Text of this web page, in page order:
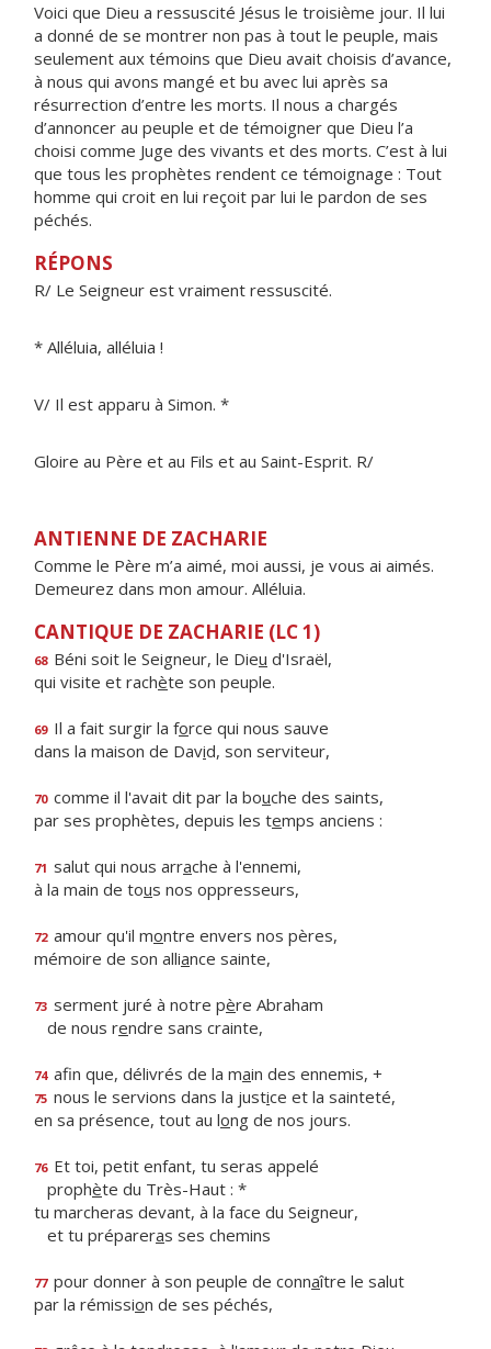
Voici que Dieu a ressuscité Jésus le troisième jour. Il lui
a donné de se montrer non pas à tout le peuple, mais
seulement aux témoins que Dieu avait choisis d’avance,
à nous qui avons mangé et bu avec lui après sa
résurrection d’entre les morts. Il nous a chargés
d’annoncer au peuple et de témoigner que Dieu l’a
choisi comme Juge des vivants et des morts. C’est à lui
que tous les prophètes rendent ce témoignage : Tout
homme qui croit en lui reçoit par lui le pardon de ses
péchés.
RÉPONS
R/ Le Seigneur est vraiment ressuscité.
* Alléluia, alléluia !
V/ Il est apparu à Simon. *
Gloire au Père et au Fils et au Saint-Esprit. R/
ANTIENNE DE ZACHARIE
Comme le Père m’a aimé, moi aussi, je vous ai aimés.
Demeurez dans mon amour. Alléluia.
CANTIQUE DE ZACHARIE (LC 1)
68 Béni soit le Seigneur, le Dieu d'Israël,
qui visite et rachète son peuple.
69 Il a fait surgir la force qui nous sauve
dans la maison de David, son serviteur,
70 comme il l'avait dit par la bouche des saints,
par ses prophètes, depuis les temps anciens :
71 salut qui nous arrache à l'ennemi,
à la main de tous nos oppresseurs,
72 amour qu'il montre envers nos pères,
mémoire de son alliance sainte,
73 serment juré à notre père Abraham
de nous rendre sans crainte,
74 afin que, délivrés de la main des ennemis, +
75 nous le servions dans la justice et la sainteté,
en sa présence, tout au long de nos jours.
76 Et toi, petit enfant, tu seras appelé
prophète du Très-Haut : *
tu marcheras devant, à la face du Seigneur,
et tu prépareras ses chemins
77 pour donner à son peuple de connaître le salut
par la rémission de ses péchés,